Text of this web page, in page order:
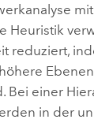
Heuristik
reduziert,
Bei einer
in der